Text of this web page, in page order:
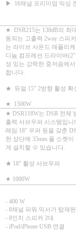
▶ 16채널 프리미엄 믹싱
★ DSR215는 138dB의 최
동되는 고출력 2way 스피
는 라이브 사운드 애플리
디늄 컴프레션 드라이버
성 있는 강력한 중저음에
합니다.
★ 듀얼 15" 2방향 활성 확
★ 1500W
★ DSR118W는 DSR 전체
출력 서브우퍼 시스템입니
레임 18" 우퍼 등을 갖춘
한 상단에 35mm 폴 소켓
게 설치할 수 있습니다.
★ 18" 활성 서브우퍼
★ 1000W
- 400 W
- 8채널 파워 믹서가 탑재
- 8인치 스피커 2대
- iPod/iPhone USB 연결